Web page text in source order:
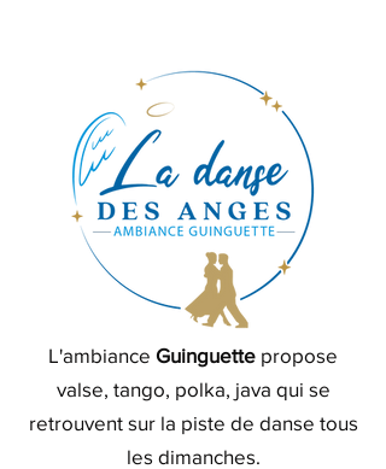
L'ambiance Guinguette propose
valse, tango, polka, java qui se
retrouvent sur la piste de danse tous
les dimanches.